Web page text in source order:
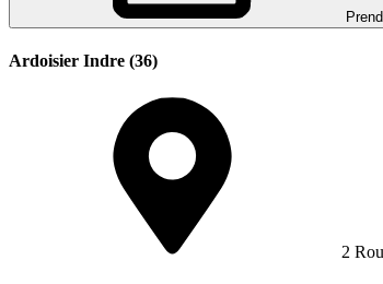
Ardoisier Indre (36)
2